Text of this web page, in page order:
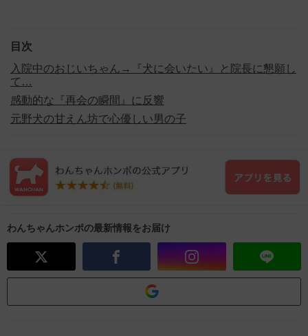
目次
入院中のおじいちゃん→『犬に会いたい』と院長に懇願し
て…
感動的な『再会の瞬間』に反響
元野犬の甘えん坊で心優しい男の子
わんちゃんホンポの最新情報をお届け